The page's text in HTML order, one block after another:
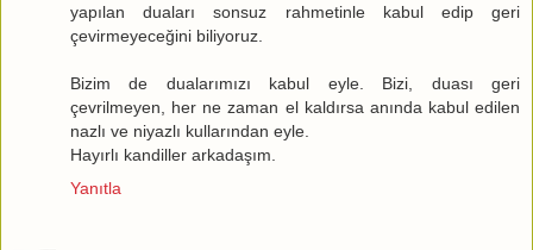
yapılan duaları sonsuz rahmetinle kabul edip geri
çevirmeyeceğini biliyoruz.
Bizim de dualarımızı kabul eyle. Bizi, duası geri
çevrilmeyen, her ne zaman el kaldırsa anında kabul edilen
nazlı ve niyazlı kullarından eyle.
Hayırlı kandiller arkadaşım.
Yanıtla